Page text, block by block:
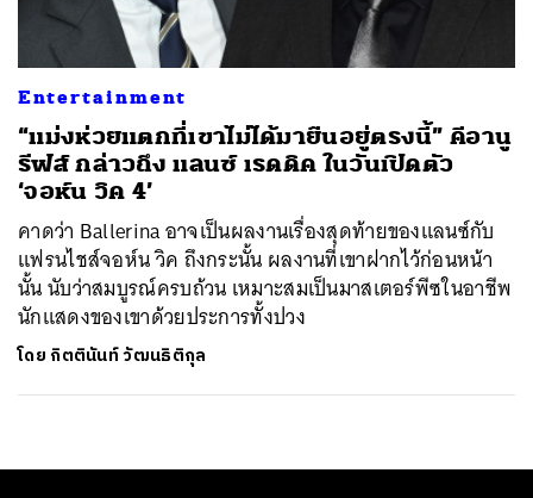
Entertainment
“แม่งห่วยแตกที่เขาไม่ได้มายืนอยู่ตรงนี้” คีอานู
รีฟส์ กล่าวถึง แลนซ์ เรดดิค ในวันเปิดตัว
‘จอห์น วิค 4’
คาดว่า Ballerina อาจเป็นผลงานเรื่องสุดท้ายของแลนซ์กับ
แฟรนไชส์จอห์น วิค ถึงกระนั้น ผลงานที่เขาฝากไว้ก่อนหน้า
นั้น นับว่าสมบูรณ์ครบถ้วน เหมาะสมเป็นมาสเตอร์พีซในอาชีพ
นักแสดงของเขาด้วยประการทั้งปวง
โดย กิตตินันท์ วัฒนธิติกุล
ค้นหา
SHARE TWEET LINE EMAIL